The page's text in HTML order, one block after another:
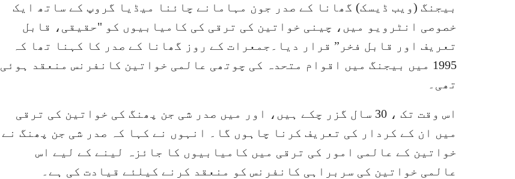
بیجنگ (ویب ڈیسک) گھانا کے صدر جون مہامانے چائنا میڈیا گروپ کے ساتھ ایک
خصوصی انٹرویو میں، چینی خواتین کی ترقی کی کامیابیوں کو "حقیقی، قابل
تعریف اور قابل فخر” قرار دیا۔جمعرات کے روز گھانا کے صدر کا کہنا تھا کہ
1995 میں بیجنگ میں اقوام متحدہ کی چوتھی عالمی خواتین کانفرنس منعقد ہوئی
تھی۔
اس وقت تک ، 30 سال گزر چکے ہیں، اور میں صدر شی جن پھنگ کی خواتین کی ترقی
میں ان کے کردار کی تعریف کرنا چاہوں گا۔ انہوں نے کہا کہ صدر شی جن پھنگ نے
خواتین کے عالمی امور کی ترقی میں کامیابیوں کا جائزہ لینے کے لیے اس
عالمی خواتین کی سربراہی کانفرنس کو منعقد کرنے کیلئے قیادت کی ہے۔